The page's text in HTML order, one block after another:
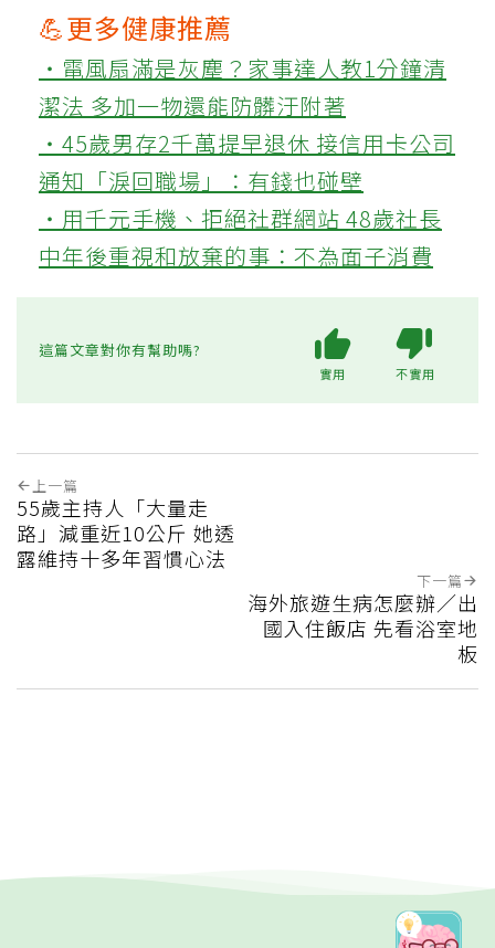
💪更多健康推薦
‧電風扇滿是灰塵？家事達人教1分鐘清
潔法 多加一物還能防髒汙附著
‧45歲男存2千萬提早退休 接信用卡公司
通知「淚回職場」：有錢也碰壁
‧用千元手機、拒絕社群網站 48歲社長
中年後重視和放棄的事：不為面子消費
這篇文章對你有幫助嗎?
實用 不實用
上一篇
55歲主持人「大量走
路」減重近10公斤 她透
露維持十多年習慣心法
下一篇
海外旅遊生病怎麼辦／出
國入住飯店 先看浴室地
板